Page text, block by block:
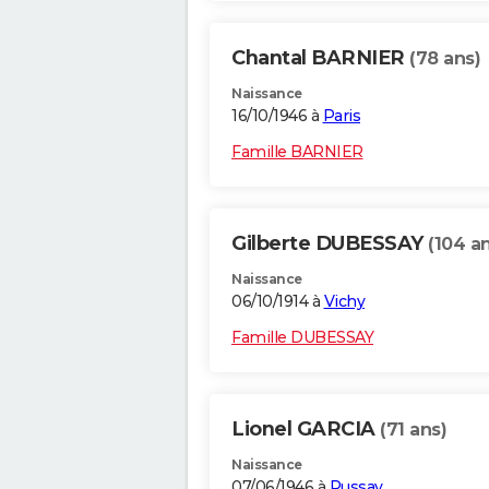
Chantal BARNIER (78 ans)
Naissance
16/10/1946 à Paris
Famille BARNIER
Gilberte DUBESSAY (104
Naissance
06/10/1914 à Vichy
Famille DUBESSAY
Lionel GARCIA (71 ans)
Naissance